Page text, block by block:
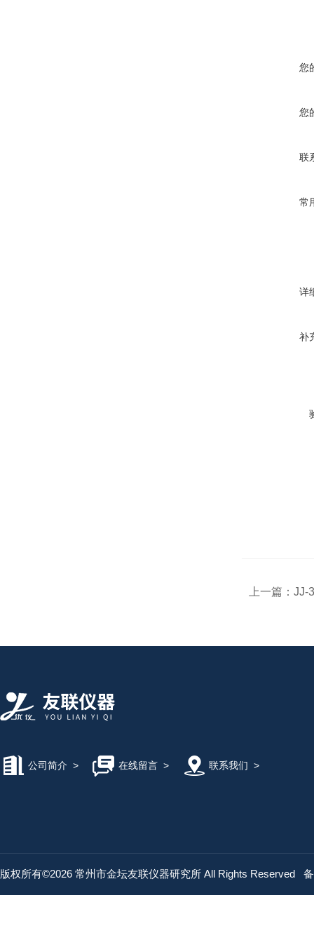
您
您
联
常
详
补
上一篇： JJ-
公司简介 > 在线留言> 联系我们 >
版权所有©2026 常州市金坛友联仪器研究所 All Rights Reserved